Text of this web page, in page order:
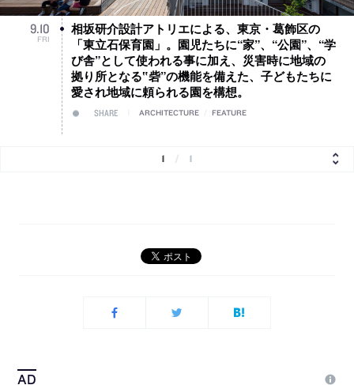
9.10
FRI
相坂研介設計アトリエによる、東京・葛飾区の
「東立石保育園」。園児たちに“家”、“公園”、“学
び舎”として使われる事に加え、災害時に地域の
拠り所となる‟砦”の機能を備えた、子どもたちに
愛され地域に頼られる園を構想。
SHARE ARCHITECTURE FEATURE
1 1